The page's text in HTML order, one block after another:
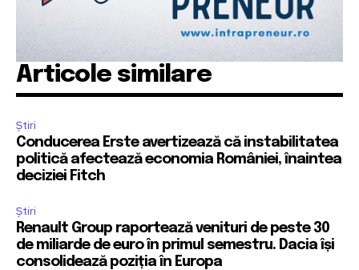
Articole similare
Știri
Conducerea Erste avertizează că instabilitatea
politică afectează economia României, înaintea
deciziei Fitch
Știri
Renault Group raportează venituri de peste 30
de miliarde de euro în primul semestru. Dacia își
consolidează poziția în Europa